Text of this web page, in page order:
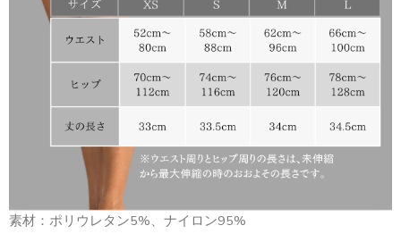
素材：ポリウレタン5%、ナイロン95%